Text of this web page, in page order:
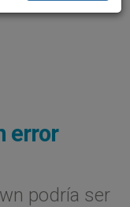
error
podría ser